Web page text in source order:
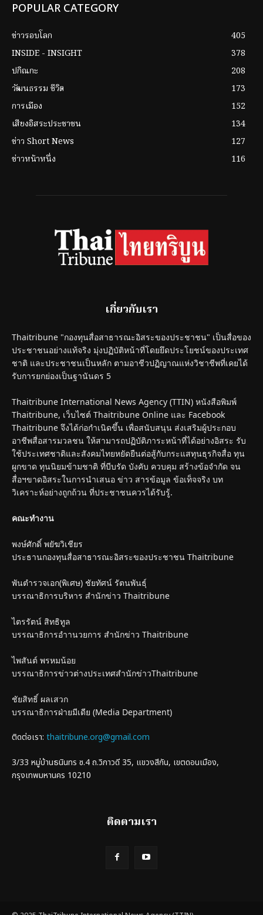
POPULAR CATEGORY
ข่าวรอบโลก
405
INSIDE - INSIGHT
378
ปกิณกะ
208
วัฒนธรรม ชีวิต
173
การเมือง
152
เสียงอิสระประชาชน
134
ข่าว Short News
127
ข่าวหน้าหนึ่ง
116
เกี่ยวกับเรา
Thaitribune "กองทุนสื่อสาธารณะอิสระของประชาชน" เป็นสื่อของ
ประชาชนอย่างแท้จริง มุ่งปฏิบัติหน้าที่โดยยึดประโยชน์ของประเทศ
ชาติ และประชาชนเป็นหลัก ตามอาชีวปฏิญาณแห่งวิชาชีพที่เคยได้
รับการยกย่องเป็นฐานันดร 5
Thaitribune International News Agency (TTIN) หนังสือพิมพ์
Thaitribune, เว็บไซต์ Thaitribune Online และ Facebook
Thaitribune จึงได้ก่อกำเนิดขึ้น เพื่อสนับสนุน ส่งเสริมผู้ประกอบ
อาชีพสื่อสารมวลชน ให้สามารถปฏิบัติภาระหน้าที่ได้อย่างอิสระ รับ
ใช้ประเทศชาติและสังคมไทยหยัดยืนต่อสู้กับกระแสทุนธุรกิจสื่อ ทุน
ผูกขาด ทุนนิยมข้ามชาติ ที่บีบรัด บังคับ ควบคุม สร้างข้อจำกัด จน
สื่อฯขาดอิสระในการนำเสนอ ข่าว สารข้อมูล ข้อเท็จจริง บท
วิเคราะห์อย่างถูกถ้วน ที่ประชาชนควรได้รับรู้.
คณะทำงาน
พงษ์ศักดิ์ พยัฆวิเชียร
ประธานกองทุนสื่อสาธารณะอิสระของประชาชน Thaitribune
พันตำรวจเอก(พิเศษ) ชัยทัศน์ รัตนพันธุ์
บรรณาธิการบริหาร สำนักข่าว Thaitribune
ไตรรัตน์ สิทธิทูล
บรรณาธิการอำานวยการ สำนักข่าว Thaitribune
ไพสันต์ พรหมน้อย
บรรณาธิการข่าวต่างประเทศสำนักข่าวThaitribune
ชัยสิทธิ์ ผลเสวก
บรรณาธิการฝ่ายมีเดีย (Media Department)
ติดต่อเรา: thaitribune.org@gmail.com
3/33 หมู่บ้านธนินทร ซ.4 ถ.วิภาวดี 35, แขวงสีกัน, เขตดอนเมือง,
กรุงเทพมหานคร 10210
ติดตามเรา